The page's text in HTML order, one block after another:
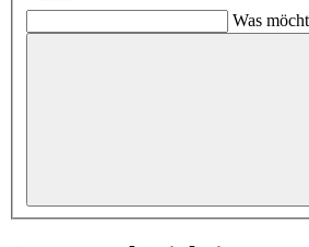
Was